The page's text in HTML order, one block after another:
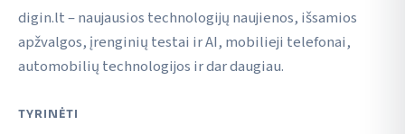
digin.lt – naujausios technologijų naujienos, išsamios
apžvalgos, įrenginių testai ir AI, mobilieji telefonai,
automobilių technologijos ir dar daugiau.
TYRINĖTI